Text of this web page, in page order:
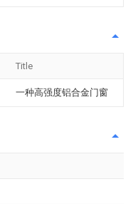
Title
一种高强度铝合金门窗